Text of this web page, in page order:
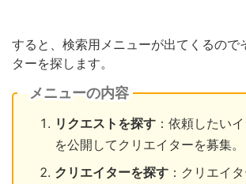
すると、検索用メニューが出てくるので
ターを探します。
メニューの内容
リクエストを探す ：依頼したい
を公開してクリエイターを募集。
クリエイターを探す ：クリエイ